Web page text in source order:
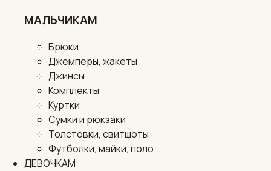
МАЛЬЧИКАМ
Брюки
Джемперы, жакеты
Джинсы
Комплекты
Куртки
Сумки и рюкзаки
Толстовки, свитшоты
Футболки, майки, поло
ДЕВОЧКАМ